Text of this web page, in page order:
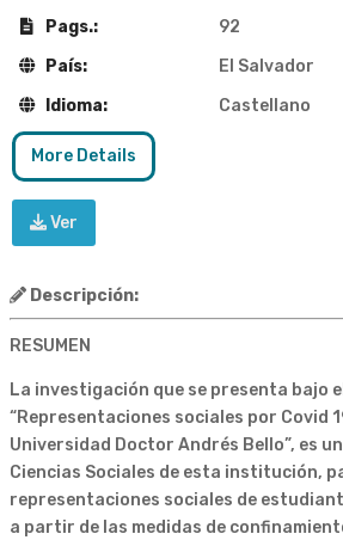
Pags.:
92
País:
El Salvador
Idioma:
Castellano
More Details
Ver
Descripción:
RESUMEN
La investigación que se presenta bajo
“Representaciones sociales por Covid
Universidad Doctor Andrés Bello”, es
Ciencias Sociales de esta institución,
representaciones sociales de
a partir de las medidas de